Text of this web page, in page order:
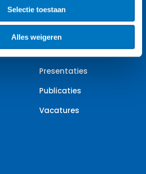
Selectie toestaan
Alles weigeren
Contact
Diensten
Nieuwsbrief
Presentaties
Publicaties
Vacatures